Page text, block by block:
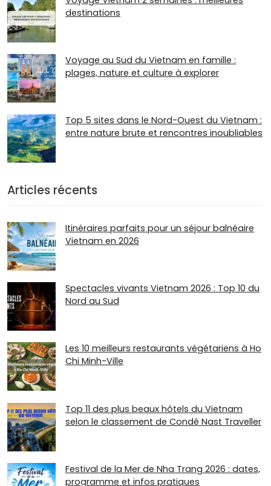
destinations
Voyage au Sud du Vietnam en famille :
plages, nature et culture à explorer
Top 5 sites dans le Nord-Ouest du Vietnam :
entre nature brute et rencontres inoubliables
Articles récents
Itinéraires parfaits pour un séjour balnéaire
Vietnam en 2026
Spectacles vivants Vietnam 2026 : Top 10 du
Nord au Sud
Les 10 meilleurs restaurants végétariens à Ho
Chi Minh-Ville
Top 11 des plus beaux hôtels du Vietnam
selon le classement de Condé Nast Traveller
Festival de la Mer de Nha Trang 2026 : dates,
programme et infos pratiques